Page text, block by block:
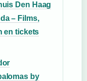
Den Haag
– Films,
en tickets
by